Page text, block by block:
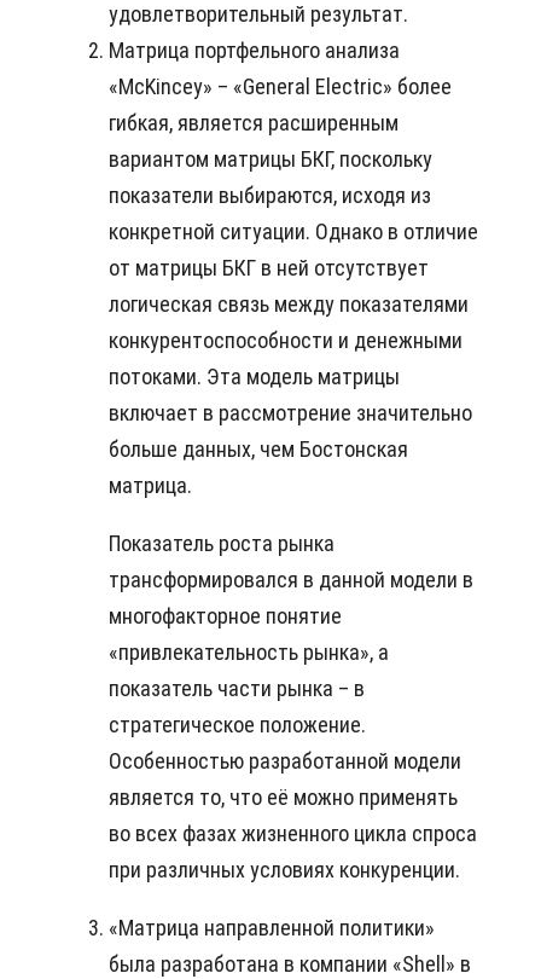
удовлетворительный результат.
Матрица портфельного анализа
«McKincey» – «General Electric» более
гибкая, является расширенным
вариантом матрицы БКГ, поскольку
показатели выбираются, исходя из
конкретной ситуации. Однако в отличие
от матрицы БКГ в ней отсутствует
логическая связь между показателями
конкурентоспособности и денежными
потоками. Эта модель матрицы
включает в рассмотрение значительно
больше данных, чем Бостонская
матрица.
Показатель роста рынка
трансформировался в данной модели в
многофакторное понятие
«привлекательность рынка», а
показатель части рынка – в
стратегическое положение.
Особенностью разработанной модели
является то, что её можно применять
во всех фазах жизненного цикла спроса
при различных условиях конкуренции.
«Матрица направленной политики»
была разработана в компании «Shell» в